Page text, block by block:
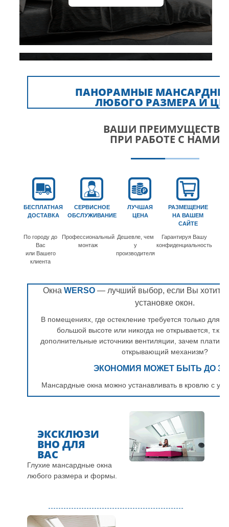
ПАНОРАМНЫЕ
ЛЮБОГО РАЗМЕРА И
ВАШИ ПРЕИМУЩЕСТВА
ПРИ РАБОТЕ С НАМИ
БЕСПЛАТНАЯ
ДОСТАВКА
СЕРВИСНОЕ
ОБСЛУЖИВАНИЕ
ЛУЧШАЯ
ЦЕНА
РАЗМЕЩЕНИЕ
НА ВАШЕМ
САЙТЕ
По городу до
Вас
или Вашего
клиента
Профессиональный
монтаж
Дешевле, чем
у
производителя
Гарантируя Вашу
конфиденциальность
ОкнаWERSO — лучший выбор, если Вы хотите
установке окон.
В помещениях, где остекление требуется только для
большой высоте или никогда не открывается, т.к.
дополнительные источники вентиляции, зачем
открывающий механизм?
ЭКОНОМИЯ МОЖЕТ БЫТЬ ДО
Мансардные окна можно устанавливать в кровлю с
ЭКСКЛЮЗИ
ВНО ДЛЯ
ВАС
Глухие мансардные окна
любого размера и формы.